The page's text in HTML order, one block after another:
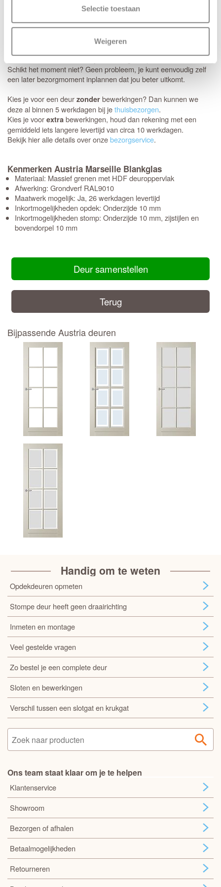
Selectie toestaan
Weigeren
Thuisbezorgd in 5 werkdagen
Je nieuwe deuren worden met de grootste zorg bij je thuis
van Voordeeldeuren, zodat je bestelling in topconditie aankomt.
Schikt het moment niet? Geen probleem, je kunt eenvoudig zelf
een later bezorgmoment inplannen dat jou beter uitkomt.
Kies je voor een deurzonderbewerkingen? Dan kunnen we
deze al binnen 5 werkdagen bij jethuisbezorgen.
Kies je voorextrabewerkingen, houd dan rekening met een
gemiddeld iets langere levertijd van circa 10 werkdagen.
Bekijk hier alle details over onzebezorgservice.
Kenmerken Austria Marseille Blankglas
Materiaal: Massief grenen met HDF deuroppervlak
Afwerking: Grondverf RAL9010
Maatwerk mogelijk: Ja, 26 werkdagen levertijd
Inkortmogelijkheden opdek: Onderzijde 10 mm
Inkortmogelijkheden stomp: Onderzijde 10 mm, zijstijlen en
bovendorpel 10 mm
Deur samenstellen
Terug
Bijpassende Austria deuren
Handig om te weten
Opdekdeuren opmeten
Stompe deur heeft geen draairichting
Inmeten en montage
Veel gestelde vragen
Zo bestel je een complete deur
Sloten en bewerkingen
Verschil tussen een slotgat en krukgat
Ons team staat klaar om je te helpen
Klantenservice
Showroom
Bezorgen of afhalen
Betaalmogelijkheden
Retourneren